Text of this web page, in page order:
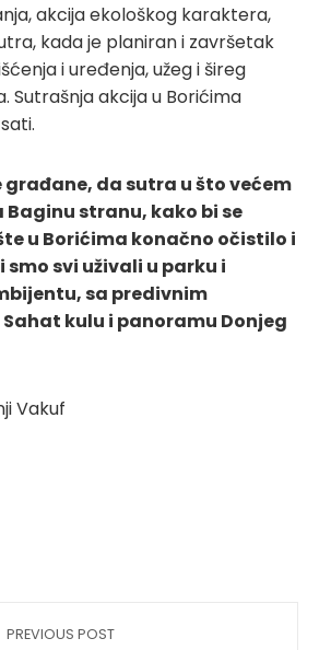
akcija ekološkog karaktera,
kada je planiran i završetak
i uređenja, užeg i šireg
Sutrašnja akcija u Borićima
građane, da sutra u što većem
Baginu stranu, kako bi se
u Borićima konačno očistilo i
smo svi uživali u parku i
sa predivnim
kulu i panoramu Donjeg
Vakuf
PREVIOUS POST